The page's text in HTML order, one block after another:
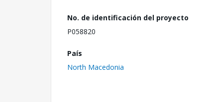
No. de identificación del proyecto
P058820
País
North Macedonia